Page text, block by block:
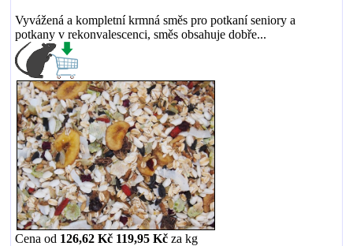
Vyvážená a kompletní krmná směs pro potkaní seniory a
potkany v rekonvalescenci, směs obsahuje dobře...
Cena od 126,62 Kč 119,95 Kč za kg